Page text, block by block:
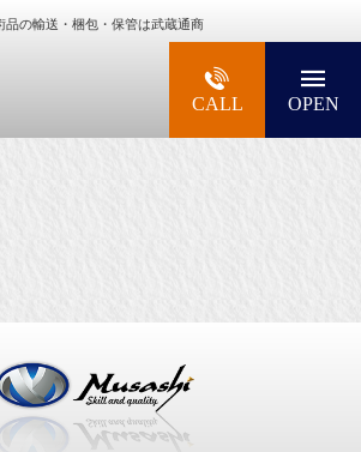
品の輸送・梱包・保管は武蔵通商
大型精密機械・美術品・高級楽器の梱包・輸送
CALL OPEN